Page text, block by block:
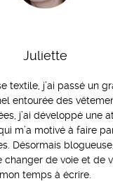
Juliette
textile, j’ai passé un
entourée des
j’ai développé une
m’a motivé à faire
Désormais
de voie et de
mon temps à écrire.